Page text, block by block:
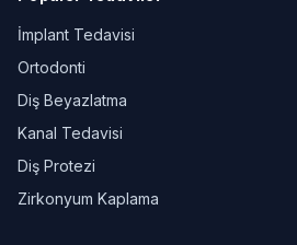
İmplant Tedavisi
Ortodonti
Diş Beyazlatma
Kanal Tedavisi
Diş Protezi
Zirkonyum Kaplama